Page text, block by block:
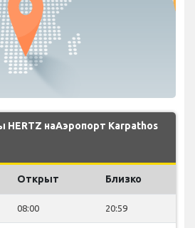
HERTZ наАэропорт Karpathos
Открыт Близко
08:00 20:59